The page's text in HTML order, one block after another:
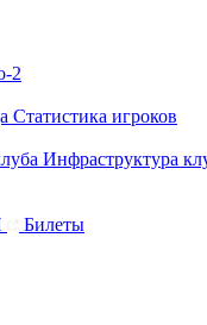
2
Статистика игроков
Инфраструктура
Билеты